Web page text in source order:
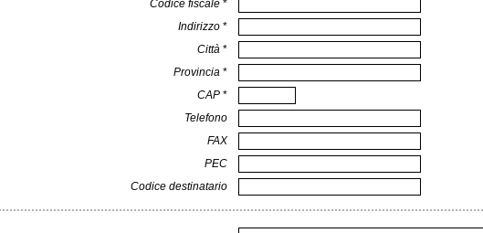
Codice fiscale *
Indirizzo *
Città *
Provincia *
CAP *
Telefono
FAX
PEC
Codice destinatario